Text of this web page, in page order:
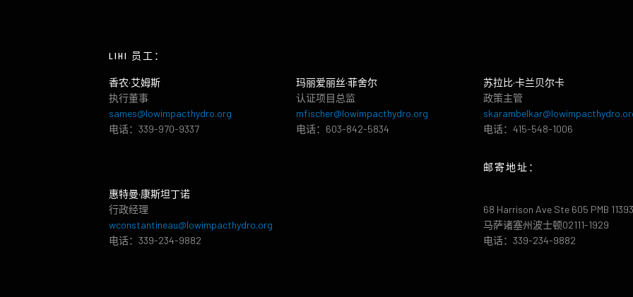
LIHI 员工：
香农·艾姆斯
执行董事
sames@lowimpacthydro.org
电话：339-970-9337
惠特曼·康斯坦丁诺
行政经理
wconstantineau@lowimpacthydro.org
电话：339-234-9882
玛丽爱丽丝·菲舍尔
认证项目总监
mfischer@lowimpacthydro.org
电话：603-842-5834
苏拉比·卡兰贝尔卡
政策主管
电话：415-548-1006
邮寄地址：
68 Harrison Ave Ste 605 PMB
马萨诸塞州波士顿02111-1929
电话：339-234-9882